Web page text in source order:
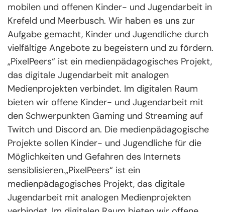
mobilen und offenen Kinder- und Jugendarbeit in
Krefeld und Meerbusch. Wir haben es uns zur
Aufgabe gemacht, Kinder und Jugendliche durch
vielfältige Angebote zu begeistern und zu fördern.
„PixelPeers“ ist ein medienpädagogisches Projekt,
das digitale Jugendarbeit mit analogen
Medienprojekten verbindet. Im digitalen Raum
bieten wir offene Kinder- und Jugendarbeit mit
den Schwerpunkten Gaming und Streaming auf
Twitch und Discord an. Die medienpädagogische
Projekte sollen Kinder- und Jugendliche für die
Möglichkeiten und Gefahren des Internets
sensiblisieren.„PixelPeers“ ist ein
medienpädagogisches Projekt, das digitale
Jugendarbeit mit analogen Medienprojekten